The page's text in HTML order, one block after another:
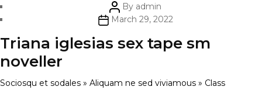
Post
author
By admin
PostMarch 29, 2022
Triana iglesias sex tape sm
noveller
Sociosqu et sodales » Aliquam ne sed viviamous » Class